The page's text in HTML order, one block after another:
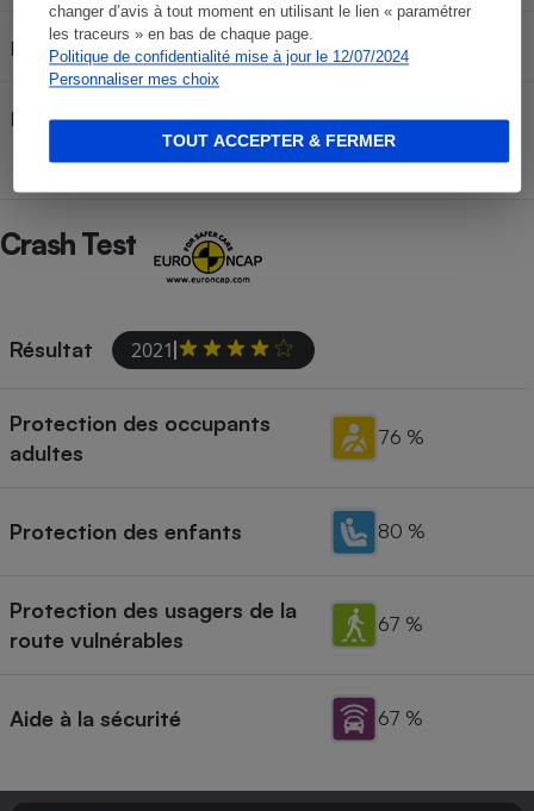
changer d’avis à tout moment en utilisant le lien « paramétrer
les traceurs » en bas de chaque page.
Politique de confidentialité mise à jour le 12/07/2024
Personnaliser mes choix
TOUT ACCEPTER & FERMER
Poids remorquable freiné
Poids remorquable non freiné
Crash Test
Résultat 2021
Protection des occupants
adultes
76 %
Protection des enfants 80 %
Protection des usagers de la
route vulnérables
67 %
Aide à la sécurité 67 %